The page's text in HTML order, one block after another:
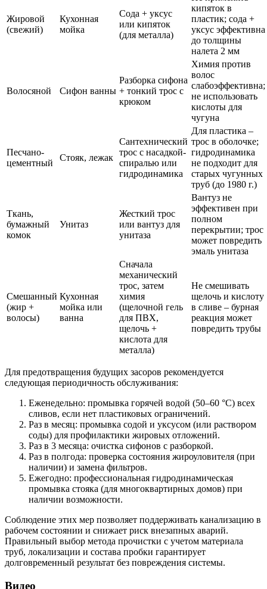
Жировой
(свежий)
Кухонная
мойка
Сода + уксус
или кипяток
(для металла)
кипяток в
пластик; сода +
уксус эффективна
до толщины
налета 2 мм
Волосяной Сифон ванны
Разборка сифона
+ тонкий трос с
крюком
Химия против
волос
слабоэффективна;
не использовать
кислоты для
чугуна
Песчано-
цементный
Стояк, лежак
Сантехнический
трос с насадкой-
спиралью или
гидродинамика
Для пластика –
трос в оболочке;
гидродинамика
не подходит для
старых чугунных
труб (до 1980 г.)
Ткань,
бумажный
комок
Унитаз
Жесткий трос
или вантуз для
унитаза
Вантуз не
эффективен при
полном
перекрытии; трос
может повредить
эмаль унитаза
Смешанный
(жир +
волосы)
Кухонная
мойка или
ванна
Сначала
механический
трос, затем
химия
(щелочной гель
для ПВХ,
щелочь +
кислота для
металла)
Не смешивать
щелочь и кислоту
в сливе – бурная
реакция может
повредить трубы
Для предотвращения будущих засоров рекомендуется
следующая периодичность обслуживания:
Еженедельно: промывка горячей водой (50–60 °C) всех
сливов, если нет пластиковых ограничений.
Раз в месяц: промывка содой и уксусом (или раствором
соды) для профилактики жировых отложений.
Раз в 3 месяца: очистка сифонов с разборкой.
Раз в полгода: проверка состояния жироуловителя (при
наличии) и замена фильтров.
Ежегодно: профессиональная гидродинамическая
промывка стояка (для многоквартирных домов) при
наличии возможности.
Соблюдение этих мер позволяет поддерживать канализацию в
рабочем состоянии и снижает риск внезапных аварий.
Правильный выбор метода прочистки с учетом материала
труб, локализации и состава пробки гарантирует
долговременный результат без повреждения системы.
Видео